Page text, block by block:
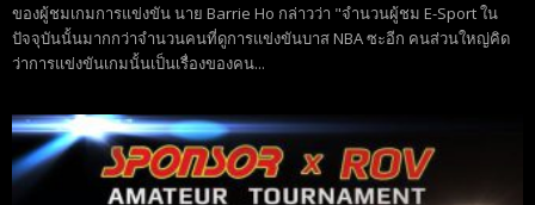
ของผู้ชมเกมการแข่งขัน นาย Barrie Ho กล่าวว่า "จำนวนผู้ชม E-Sport ใน
ปัจจุบันนั้นมากกว่าจำนวนคนที่ดูการแข่งขันบาส NBA ซะอีก คนส่วนใหญ่คิด
ว่าการแข่งขันเกมนั้นเป็นเรื่องของคน...